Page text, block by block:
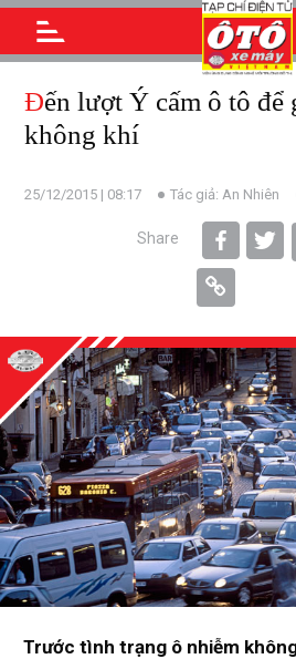
Đến lượt Ý cấm ô tô để giảm ô nhiễm
không khí
25/12/2015 | 08:17 Tác giả: An Nhiên
Share
Trước tình trạng ô nhiễm